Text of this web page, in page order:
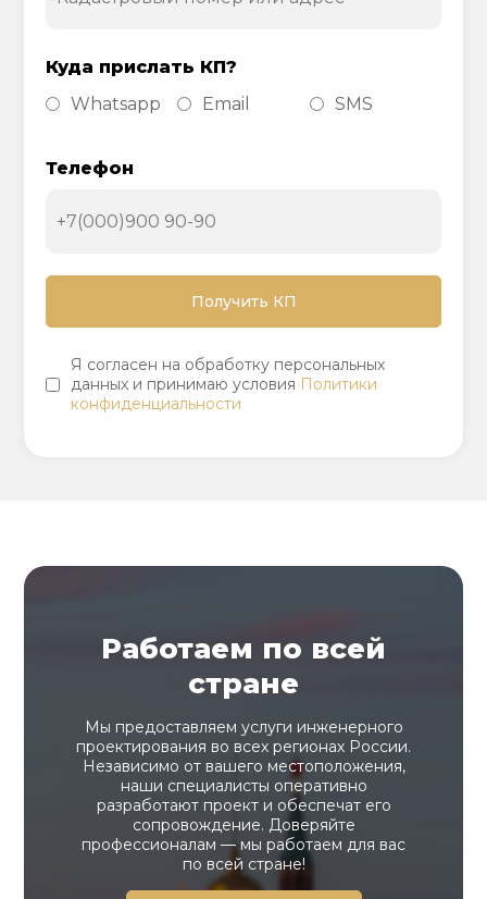
Куда прислать КП?
Whatsapp
Email SMS
Телефон
Я согласен на обработку персональных
данных и принимаю условия Политики
конфиденциальности
Работаем по всей
стране
Мы предоставляем услуги инженерного
проектирования во всех регионах России.
Независимо от вашего местоположения,
наши специалисты оперативно
разработают проект и обеспечат его
сопровождение. Доверяйте
профессионалам — мы работаем для вас
по всей стране!